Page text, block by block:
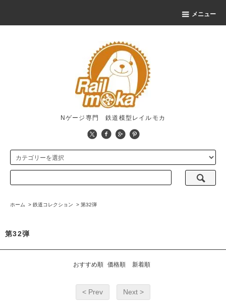
メニュー
Nゲージ専門 鉄道模型レイルモカ
ホーム > 鉄道コレクション > 第32弾
第32弾
おすすめ順 価格順 新着順
< Prev Next >